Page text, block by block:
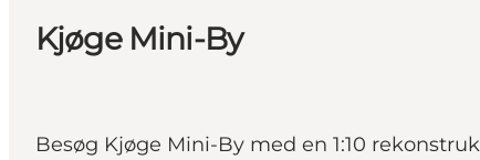
Kjøge Mini-By
Besøg Kjøge Mini-By med en 1:10